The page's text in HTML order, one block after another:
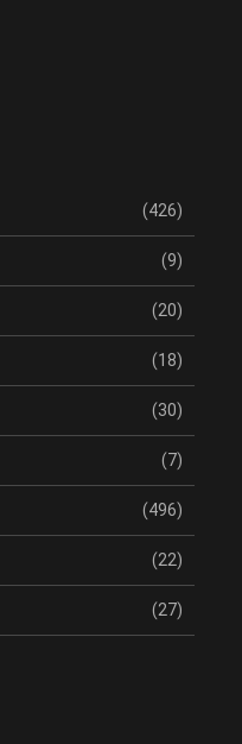
(426)
(9)
(20)
(18)
(30)
(7)
(496)
(22)
(27)